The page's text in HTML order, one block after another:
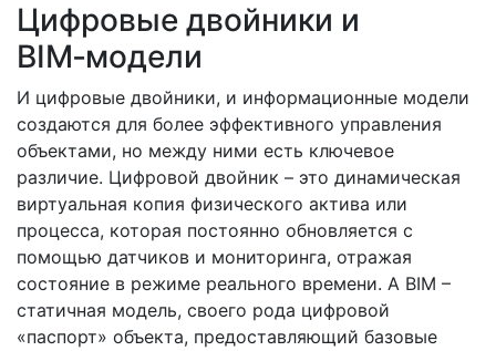
Цифровые двойники и
BIM‑модели
И цифровые двойники, и информационные модели
создаются для более эффективного управления
объектами, но между ними есть ключевое
различие. Цифровой двойник – это динамическая
виртуальная копия физического актива или
процесса, которая постоянно обновляется с
помощью датчиков и мониторинга, отражая
состояние в режиме реального времени. А BIM –
статичная модель, своего рода цифровой
«паспорт» объекта, предоставляющий базовые